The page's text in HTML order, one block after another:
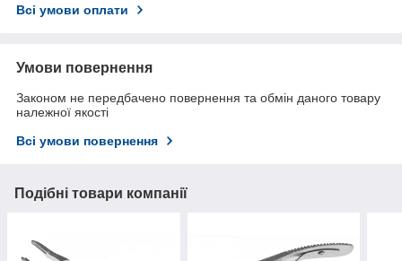
Всі умови оплати
Умови повернення
Законом не передбачено повернення та обмін даного товару
належної якості
Всі умови повернення
Подібні товари компанії